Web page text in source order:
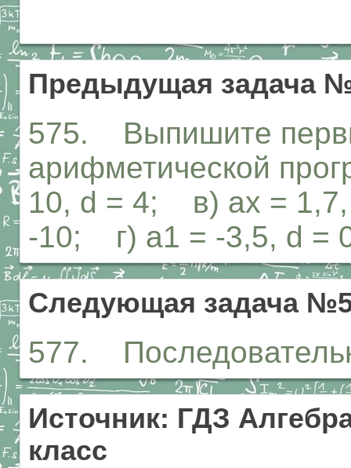
Предыдущая задача
575. Выпишите
арифметической
10, d = 4; в) ах =
-10; г) а1 = -3,5, d =
Следующая задача
577.
Источник: ГДЗ
класс